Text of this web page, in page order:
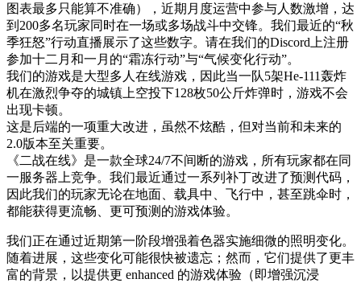
图表最多只能算不准确），近期月度运营中参与人数激增，达
到200多名玩家同时在一场或多场战斗中交锋。我们最近的“秋
季狂怒”行动直播展示了这些数字。请在我们的Discord上注册
参加十二月和一月的“霜冻行动”与“气候变化行动”。
我们的游戏是大型多人在线游戏，因此当一队5架He-111轰炸
机在激烈争夺的城镇上空投下128枚50公斤炸弹时，游戏不会
出现卡顿。
这是后端的一项重大改进，虽然不炫酷，但对当前和未来的
2.0版本至关重要。
《二战在线》是一款全球24/7不间断的游戏，所有玩家都在同
一服务器上竞争。我们最近通过一系列补丁改进了预测代码，
因此我们的玩家无论在地面、载具中、飞行中，甚至跳伞时，
都能获得更流畅、更可预测的游戏体验。
我们正在通过近期第一阶段增强着色器实施细微的照明变化。
随着进展，这些变化可能很快被遗忘；然而，它们提供了更丰
富的背景，以提供更 enhanced 的游戏体验（即增强沉浸